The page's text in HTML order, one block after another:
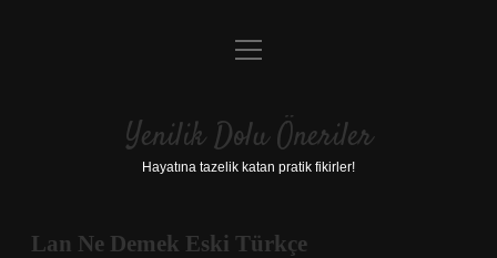
Anasayfa
Yasal Uyarı
menüyü
Yenilik Dolu Öneriler
Hayatına tazelik katan pratik fikirler!
Lan Ne Demek Eski Türkçe